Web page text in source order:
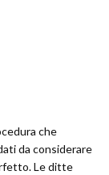
che
da considerare
Le ditte